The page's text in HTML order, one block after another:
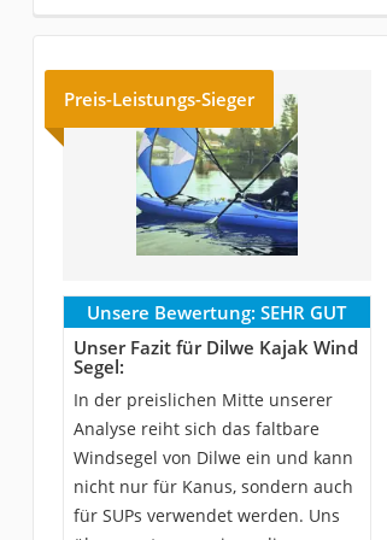
Preis-Leistungs-Sieger
Unsere Bewertung: SEHR GUT
Unser Fazit für Dilwe Kajak Wind
Segel:
In der preislichen Mitte unserer
Analyse reiht sich das faltbare
Windsegel von Dilwe ein und kann
nicht nur für Kanus, sondern auch
für SUPs verwendet werden. Uns